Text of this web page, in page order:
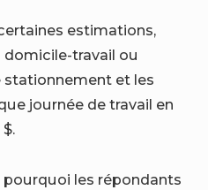
estimations,
travail ou
stationnement et les
journée de travail en
$.
les répondants